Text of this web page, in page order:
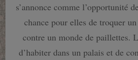
s’annonce comme l’opportunité
chance pour elles de troquer
contre un monde de paillettes.
d’habiter dans un palais et de